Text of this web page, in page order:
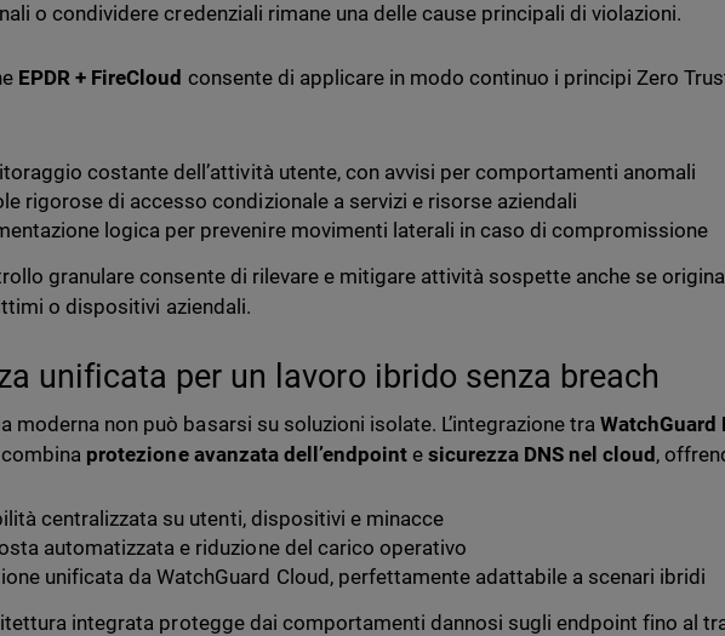
o condividere credenziali rimane una delle cause principali di violazioni.
EPDR + FireCloud consente di applicare in modo continuo i principi Zero
costante dell’attività utente, con avvisi per comportamenti anomali
rigorose di accesso condizionale a servizi e risorse aziendali
logica per prevenire movimenti laterali in caso di compromissione
granulare consente di rilevare e mitigare attività sospette anche se
o dispositivi aziendali.
unificata per un lavoro ibrido senza breach
moderna non può basarsi su soluzioni isolate. L’integrazione traWatchGuard
combina protezione avanzata dell’endpointe sicurezza DNS nel cloud ,
centralizzata su utenti, dispositivi e minacce
automatizzata e riduzione del carico operativo
unificata da WatchGuard Cloud, perfettamente adattabile a scenari ibridi
integrata protegge dai comportamenti dannosi sugli endpoint fino al